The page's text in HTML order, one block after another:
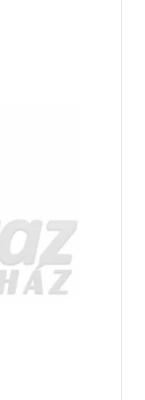
tökéletes minden
egy
örvend
tudsz ideális
megfelelőt.
Szinte minden
még sorolhatnánk.
viselet